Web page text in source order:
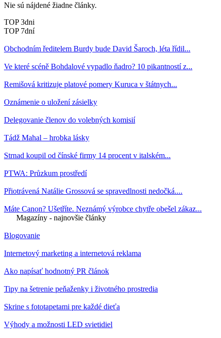
Nie sú nájdené žiadne články.
TOP 3dni
TOP 7dní
Obchodním ředitelem Burdy bude David Šaroch, léta řídil...
Ve které scéně Bohdalové vypadlo ňadro? 10 pikantností z...
Remišová kritizuje platové pomery Kuruca v štátnych...
Oznámenie o uložení zásielky
Delegovanie členov do volebných komisií
Tádž Mahal – hrobka lásky
Strnad koupil od čínské firmy 14 procent v italském...
PTWA: Průzkum prostředí
Přiotrávená Natálie Grossová se spravedlnosti nedočká....
Máte Canon? Ušetříte. Neznámý výrobce chytře obešel zákaz...
Magazíny - najnovšie články
Blogovanie
Internetový marketing a internetová reklama
Ako napísať hodnotný PR článok
Tipy na šetrenie peňaženky i životného prostredia
Skrine s fototapetami pre každé dieťa
Výhody a možnosti LED svietidiel